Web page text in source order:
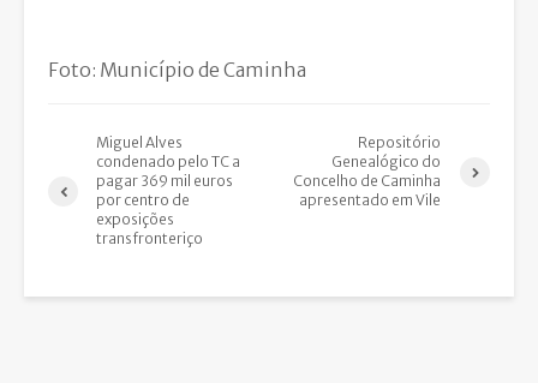
Foto: Município de Caminha
Miguel Alves
condenado pelo TC a
pagar 369 mil euros
por centro de
exposições
transfronteriço
Repositório
Genealógico do
Concelho de Caminha
apresentado em Vile